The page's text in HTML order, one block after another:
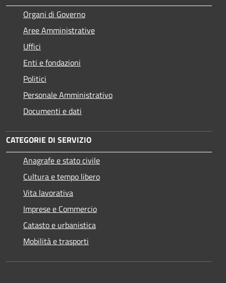
Organi di Governo
Aree Amministrative
Uffici
Enti e fondazioni
Politici
Personale Amministrativo
Documenti e dati
CATEGORIE DI SERVIZIO
Anagrafe e stato civile
Cultura e tempo libero
Vita lavorativa
Imprese e Commercio
Catasto e urbanistica
Mobilità e trasporti